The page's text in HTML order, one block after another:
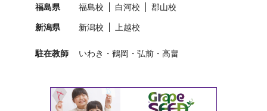
福島県 福島校 白河校 郡山校
新潟県 新潟校 上越校
駐在教師 いわき 鶴岡 弘前 高畠